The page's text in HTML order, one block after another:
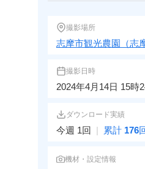
撮影場所
志摩市観光農園（志
撮影日時
2024年4月14日 15時
ダウンロード実績
今週 1回 | 累計 176
機材・設定情報